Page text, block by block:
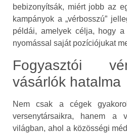
bebizonyítsák, miért jobb az
kampányok a „vérbosszú”
példái, amelyek célja, hogy a
nyomással saját pozíciójukat
Fogyasztói
vásárlók hatalma
Nem csak a cégek
versenytársaikra, hanem a
világban, ahol a közösségi